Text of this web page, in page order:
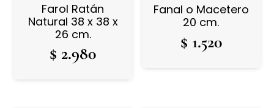
Farol Ratán
Natural 38 x 38 x
26 cm.
$ 2.980
Fanal o Macetero
20 cm.
$ 1.520